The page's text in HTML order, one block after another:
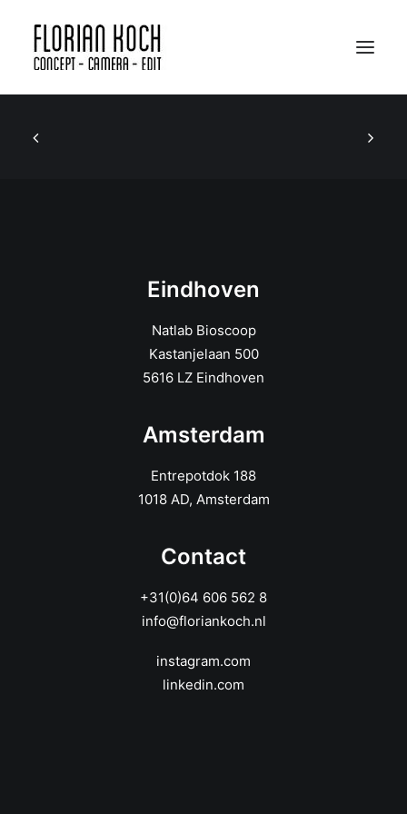
Portfolio
Contact
+31(0)64 606 562 8
info@floriankoch.nl
instagram.com
linkedin.com
Eindhoven
Natlab Bioscoop
Kastanjelaan 500
5616 LZ Eindhoven
Amsterdam
Entrepotdok 188
1018 AD, Amsterdam